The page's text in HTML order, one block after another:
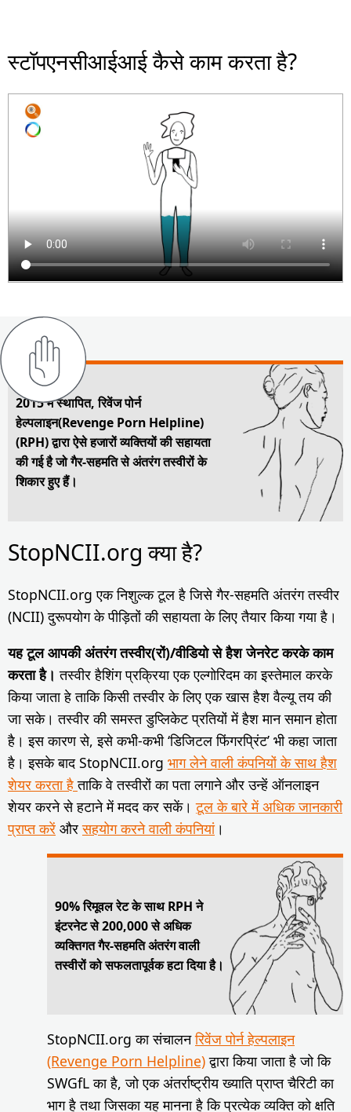
स्टॉपएनसीआईआई कैसे काम करता है?
2015 में स्थापित, रिवेंज पोर्न
हेल्पलाइन(Revenge Porn Helpline)
(RPH) द्वारा ऐसे हजारों व्यक्तियों की सहायता
की गई है जो गैर-सहमति से अंतरंग तस्वीरों के
शिकार हुए हैं।
StopNCII.org क्या है?
StopNCII.org एक निशुल्क टूल है जिसे गैर-सहमति अंतरंग तस्वीर
(NCII) दुरूपयोग के पीड़ितों की सहायता के लिए तैयार किया गया है।
यह टूल आपकी अंतरंग तस्वीर(रों)/वीडियो से हैश जेनरेट करके काम
करता है। तस्वीर हैशिंग प्रक्रिया एक एल्गोरिदम का इस्तेमाल करके
किया जाता हे ताकि किसी तस्वीर के लिए एक खास हैश वैल्यू तय की
जा सके। तस्वीर की समस्त डुप्लिकेट प्रतियों में हैश मान समान होता
है। इस कारण से, इसे कभी-कभी ‘डिजिटल फिंगरप्रिंट’ भी कहा जाता
है। इसके बाद StopNCII.org भाग लेने वाली कंपनियों के साथ हैश
शेयर करता हैताकि वे तस्वीरों का पता लगाने और उन्हें ऑनलाइन
शेयर करने से हटाने में मदद कर सकें।टूल के बारे में अधिक जानकारी
प्राप्त करें औरसहयोग करने वाली कंपनियां।
90% रिमूवल रेट के साथ RPH ने
इंटरनेट से 200,000 से अधिक
व्यक्तिगत गैर-सहमति अंतरंग वाली
तस्वीरों को सफलतापूर्वक हटा दिया है।
StopNCII.org का संचालनरिवेंज पोर्न हेल्पलाइन
(Revenge Porn Helpline)द्वारा किया जाता है जो कि
SWGfL का है, जो एक अंतर्राष्ट्रीय ख्याति प्राप्त चैरिटी का
भाग है तथा जिसका यह मानना है कि प्रत्येक व्यक्ति को क्षति